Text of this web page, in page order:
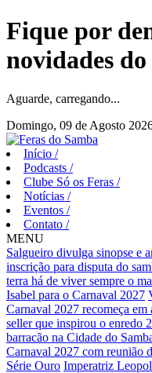
Fique por
novidades
Aguarde, carregando...
Domingo, 09 de Agosto
Início /
Podcasts /
Clube Só os Feras /
Notícias /
Eventos /
Contato /
MENU
Salgueiro divulga sinopse e
inscrição para disputa do
terra há de viver sempre o
Isabel para o Carnaval 2027
Carnaval 2027 recomeça em
seller que inspirou o enredo
barracão na Cidade do
Carnaval 2027 com reunião
Série Ouro Imperatriz